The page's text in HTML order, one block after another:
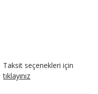
Taksit seçenekleri için
tıklayınız